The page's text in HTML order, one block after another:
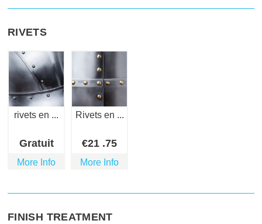
RIVETS
rivets en ...
Gratuit
More Info
Rivets en ...
€21 .75
More Info
FINISH TREATMENT